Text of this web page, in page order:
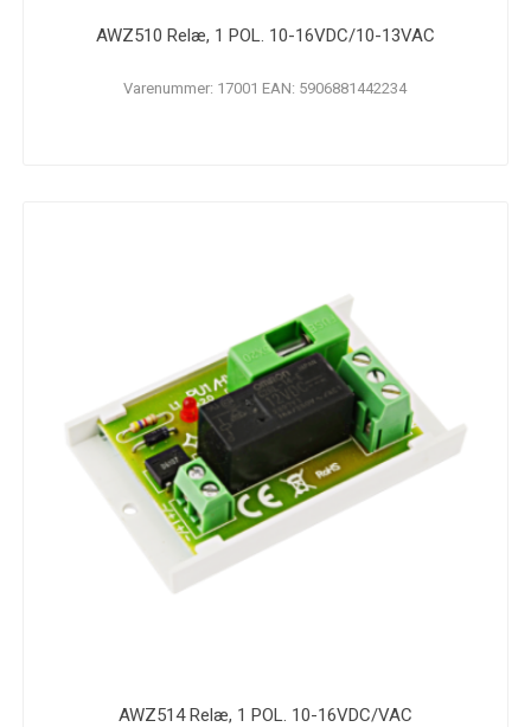
AWZ510 Relæ, 1 POL. 10-16VDC/10-13VAC
Varenummer: 17001 EAN: 5906881442234
AWZ514 Relæ, 1 POL. 10-16VDC/VAC